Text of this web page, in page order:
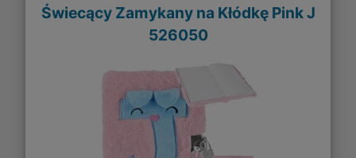
Świecący Zamykany na Kłódkę Pink J
526050